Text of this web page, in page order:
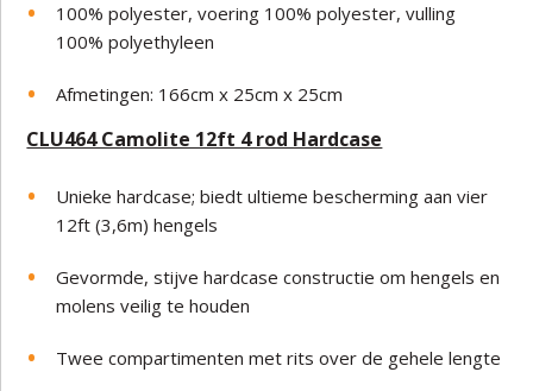
100% polyester, voering 100% polyester, vulling
100% polyethyleen
Afmetingen: 166cm x 25cm x 25cm
CLU464 Camolite 12ft 4 rod Hardcase
Unieke hardcase; biedt ultieme bescherming aan vier
12ft (3,6m) hengels
Gevormde, stijve hardcase constructie om hengels en
molens veilig te houden
Twee compartimenten met rits over de gehele lengte